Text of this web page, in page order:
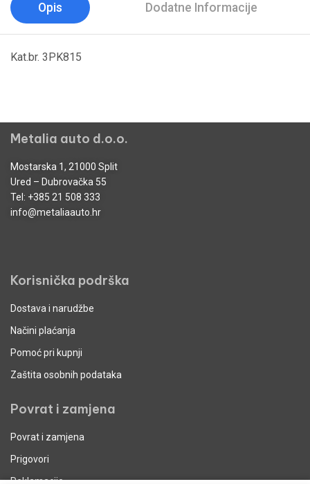
Opis Dodatne Informacije
Kat.br. 3PK815
Metalia auto d.o.o.
Mostarska 1, 21000 Split
Ured – Dubrovačka 55
Tel: +385 21 508 333
info@metaliaauto.hr
Korisnička podrška
Dostava i narudžbe
Načini plaćanja
Pomoć pri kupnji
Zaštita osobnih podataka
Povrat i zamjena
Povrat i zamjena
Prigovori
Reklamacije